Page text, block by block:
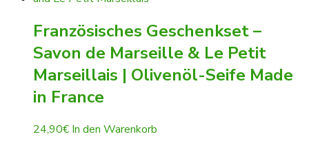
Französisches Geschenkset –
Savon de Marseille & Le Petit
Marseillais | Olivenöl-Seife Made
in France
24,90€ In den Warenkorb